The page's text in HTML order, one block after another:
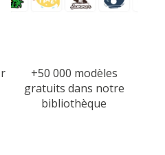
+50 000 modèles
gratuits dans notre
bibliothèque